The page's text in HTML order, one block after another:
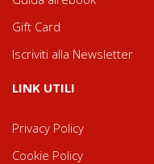
Gift Card
Iscriviti alla Newsletter
LINK UTILI
Privacy Policy
Cookie Policy